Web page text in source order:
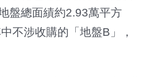
盤總面績約2.93萬平方
不涉收購的「地盤B」，